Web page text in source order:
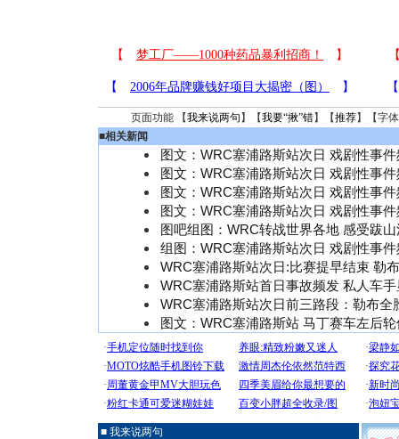
页面功能 【我来说两句 】【我要“揪”错】【推荐】【字
■相关新闻
图文：WRC塞浦路斯站次日 戏剧性事
图文：WRC塞浦路斯站次日 戏剧性事
图文：WRC塞浦路斯站次日 戏剧性事
图文：WRC塞浦路斯站次日 戏剧性事
图吧组图：WRC转战世界各地 感受跋
组图：WRC塞浦路斯站次日 戏剧性事
WRC塞浦路斯站次日:比赛提早结束 勒
WRC塞浦路斯站首日事故频发 私人车
WRC塞浦路斯站次日前三路段：勒布全
图文：WRC塞浦路斯站 马丁赛车左后
■ 我来说两句